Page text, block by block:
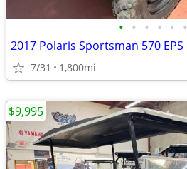
• • • • • •
2017 Polaris Sportsman 570 EPS
7/31 1,800mi
$9,995